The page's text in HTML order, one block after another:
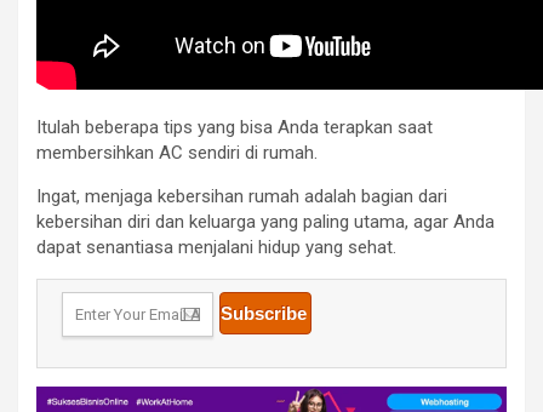
Itulah beberapa tips yang bisa Anda terapkan saat
membersihkan AC sendiri di rumah.
Ingat, menjaga kebersihan rumah adalah bagian dari
kebersihan diri dan keluarga yang paling utama, agar Anda
dapat senantiasa menjalani hidup yang sehat.